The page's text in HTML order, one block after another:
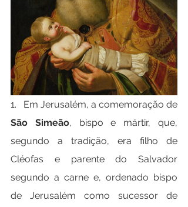
São Simeão, bispo e mártir, que,
segundo a tradição, era filho de
Cléofas e parente do Salvador
segundo a carne e, ordenado bispo
de Jerusalém como sucessor de